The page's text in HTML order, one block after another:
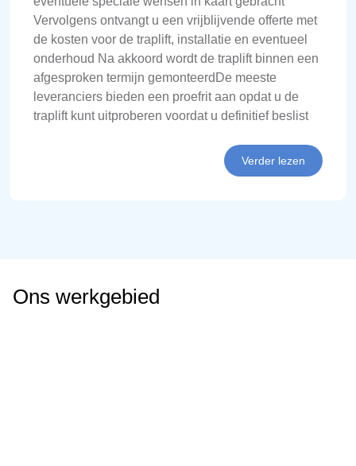
Vervolgens ontvangt u een vrijblijvende offerte met
de kosten voor de traplift, installatie en eventueel
onderhoud Na akkoord wordt de traplift binnen een
afgesproken termijn gemonteerdDe meeste
leveranciers bieden een proefrit aan opdat u de
traplift kunt uitproberen voordat u definitief beslist
Verder lezen
Ons werkgebied